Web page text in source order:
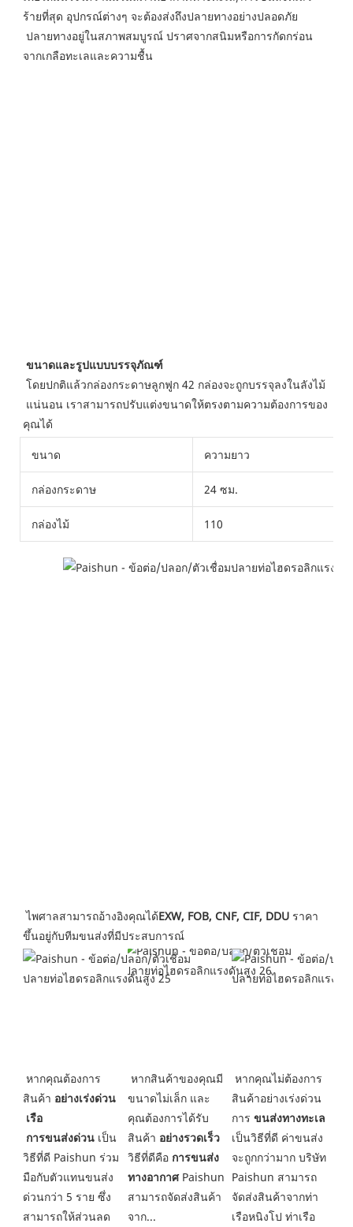
ร้ายที่สุด อุปกรณ์ต่างๆ จะต้องส่งถึงปลายทางอย่างปลอดภัย
จากเกลือทะเลและความชื้น
ขนาดและรูปแบบบรรจุภัณฑ์
โดยปกติแล้วกล่องกระดาษลูกฟูก 42 กล่องจะถูกบรรจุลงในลังไม้
คุณได้
ขนาด ความยาว
กล่องกระดาษ 24 ซม.
กล่องไม้ 110
ไพศาลสามารถอ้างอิงคุณได้EXW, FOB, CNF, CIF, DDU ราคา
ขึ้นอยู่กับทีมขนส่งที่มีประสบการณ์
หากคุณต้องการ
สินค้า อย่างเร่งด่วน
เรือ
การขนส่งด่วน เป็น
วิธีที่ดี Paishun ร่วม
มือกับตัวแทนขนส่ง
ด่วนกว่า 5 ราย ซึ่ง
สามารถให้ส่วนลด
หากสินค้าของคุณมี
ขนาดไม่เล็ก และ
คุณต้องการได้รับ
สินค้า อย่างรวดเร็ว
วิธีที่ดีคือ การขนส่ง
ทางอากาศ Paishun
สามารถจัดส่งสินค้า
จาก...
หากคุณไม่ต้องการ
สินค้าอย่างเร่งด่วน
การ ขนส่งทางทะเล
เป็นวิธีที่ดี ค่าขนส่ง
จะถูกกว่ามาก บริษัท
Paishun สามารถ
จัดส่งสินค้าจากท่า
เรือหนิงโป ท่าเรือ